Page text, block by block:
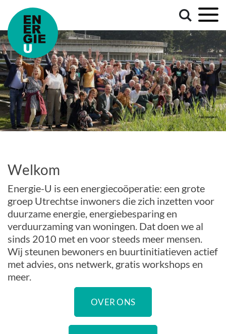
Welkom
Energie-U is een energiecoöperatie: een grote
groep Utrechtse inwoners die zich inzetten voor
duurzame energie, energiebesparing en
verduurzaming van woningen. Dat doen we al
sinds 2010 met en voor steeds meer mensen.
Wij steunen bewoners en buurtinitiatieven actief
met advies, ons netwerk, gratis workshops en
meer.
OVER ONS